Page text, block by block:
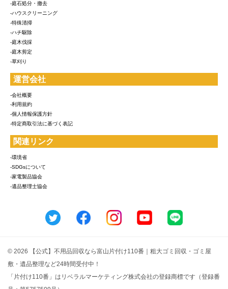
-庭石処分・撤去
-ハウスクリーニング
-特殊清掃
-ハチ駆除
-庭木伐採
-庭木剪定
-草刈り
運営会社
-会社概要
-利用規約
-個人情報保護方針
-特定商取引法に基づく表記
関連リンク
-環境省
-SDGsについて
-家電製品協会
-遺品整理士協会
© 2026 【公式】不用品回収なら富山片付け110番｜粗大ゴミ回収・ゴミ屋
敷・遺品整理など24時間受付中！
「片付け110番」はリベラルマーケティング株式会社の登録商標です（登録番